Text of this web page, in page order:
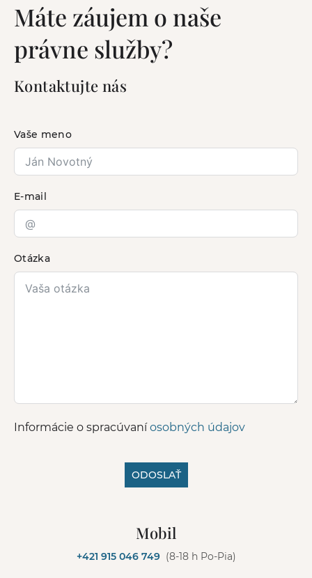
Máte záujem o naše
právne služby?
Kontaktujte nás
Vaše meno
E-mail
Otázka
Informácie o spracúvaníosobných údajov
ODOSLAŤ
Mobil
+421 915 046 749 (8-18 h Po-Pia)